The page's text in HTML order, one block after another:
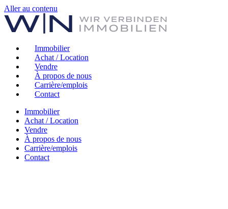
Aller au contenu
Immobilier
Achat / Location
Vendre
À propos de nous
Carrière/emplois
Contact
Immobilier
Achat / Location
Vendre
À propos de nous
Carrière/emplois
Contact